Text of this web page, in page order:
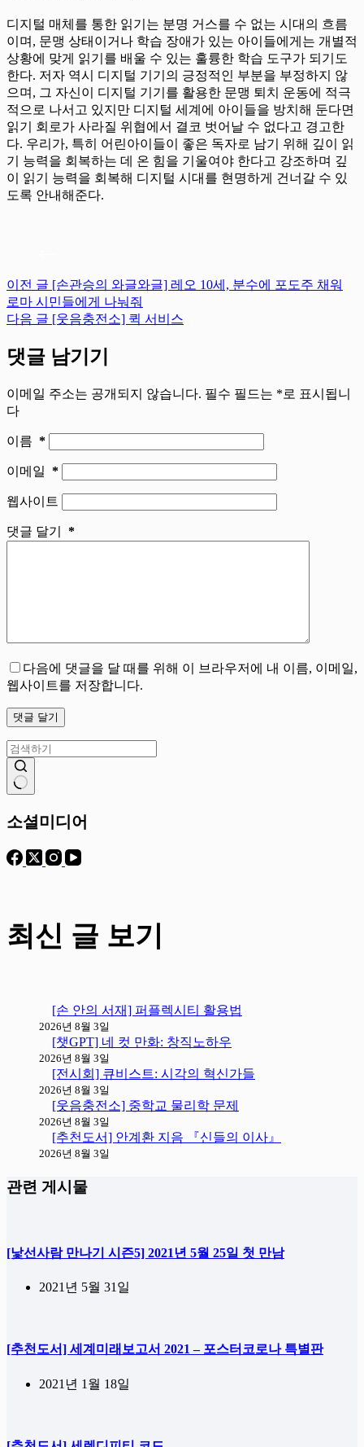
디지털 매체를 통한 읽기는 분명 거스를 수 없는 시대의 흐름
이며, 문맹 상태이거나 학습 장애가 있는 아이들에게는 개별적
상황에 맞게 읽기를 배울 수 있는 훌륭한 학습 도구가 되기도
한다. 저자 역시 디지털 기기의 긍정적인 부분을 부정하지 않
으며, 그 자신이 디지털 기기를 활용한 문맹 퇴치 운동에 적극
적으로 나서고 있지만 디지털 세계에 아이들을 방치해 둔다면
읽기 회로가 사라질 위협에서 결코 벗어날 수 없다고 경고한
다. 우리가, 특히 어린아이들이 좋은 독자로 남기 위해 깊이 읽
기 능력을 회복하는 데 온 힘을 기울여야 한다고 강조하며 깊
이 읽기 능력을 회복해 디지털 시대를 현명하게 건너갈 수 있
도록 안내해준다.
이전 글 [손관승의 와글와글] 레오 10세, 분수에 포도주 채워
로마 시민들에게 나눠줘
다음 글 [웃음충전소] 퀵 서비스
댓글 남기기
이메일 주소는 공개되지 않습니다. 필수 필드는 *로 표시됩니
다
이름 *
이메일 *
웹사이트
댓글 달기 *
다음에 댓글을 달 때를 위해 이 브라우저에 내 이름, 이메일,
웹사이트를 저장합니다.
댓글 달기
과
음
소셜미디어
최신 글 보기
[손 안의 서재] 퍼플렉시티 활용법
2026년 8월 3일
[챗GPT] 네 컷 만화: 창직노하우
2026년 8월 3일
[전시회] 큐비스트: 시각의 혁신가들
2026년 8월 3일
[웃음충전소] 중학교 물리학 문제
2026년 8월 3일
[추천도서] 안계환 지음 『신들의 이사』
2026년 8월 3일
관련 게시물
[낯선사람 만나기 시즌5] 2021년 5월 25일 첫 만남
2021년 5월 31일
[추천도서] 세계미래보고서 2021 – 포스터코로나 특별판
2021년 1월 18일